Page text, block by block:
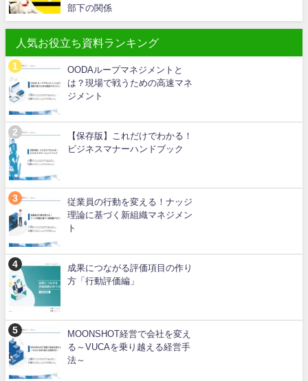
部下の関係
人気お役立ち資料ランキング
OODAループマネジメントと
は？現場で戦うための高速マネ
ジメント
【保存版】これだけでわかる！
ビジネスマナーハンドブック
従業員の行動を変える！ナッジ
理論に基づく新組織マネジメン
ト
成果につながる評価項目の作り
方「行動評価編」
MOONSHOT経営で会社を変え
る～VUCAを乗り越える経営手
法～